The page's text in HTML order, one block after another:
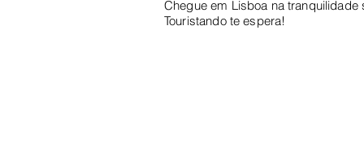
Chegue em Lisboa na tranquilidade
Touristando te espera!